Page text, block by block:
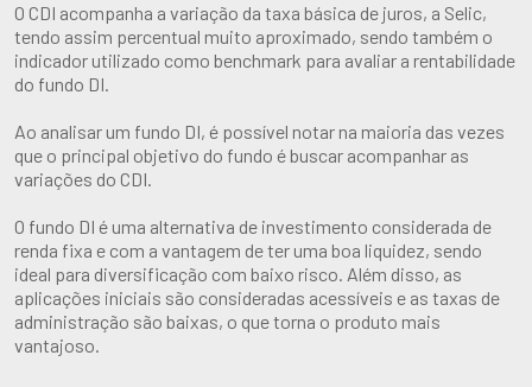
O CDI acompanha a variação da taxa básica de juros, a Selic,
tendo assim percentual muito aproximado, sendo também o
indicador utilizado como benchmark para avaliar a rentabilidade
do fundo DI.
Ao analisar um fundo DI, é possível notar na maioria das vezes
que o principal objetivo do fundo é buscar acompanhar as
variações do CDI.
O fundo DI é uma alternativa de investimento considerada de
renda fixa e com a vantagem de ter uma boa liquidez, sendo
ideal para diversificação com baixo risco. Além disso, as
aplicações iniciais são consideradas acessíveis e as taxas de
administração são baixas, o que torna o produto mais
vantajoso.